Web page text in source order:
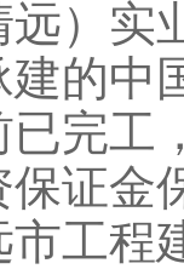
实业
的中
完工
证金
程建